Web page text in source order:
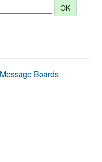
Message Boards